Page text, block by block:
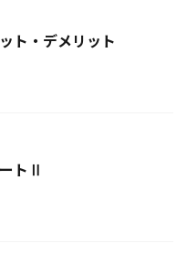
ト・デメリット
トⅡ